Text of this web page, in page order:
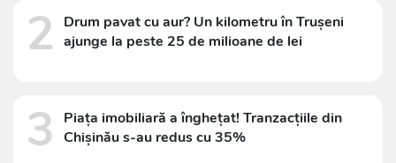
2
Drum pavat cu aur? Un kilometru în Trușeni
ajunge la peste 25 de milioane de lei
3
Piața imobiliară a înghețat! Tranzacțiile din
Chișinău s-au redus cu 35%